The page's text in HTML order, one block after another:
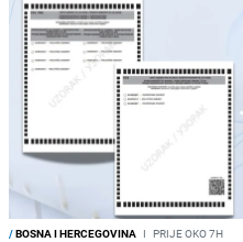
/BOSNA I HERCEGOVINA I PRIJE OKO 7H